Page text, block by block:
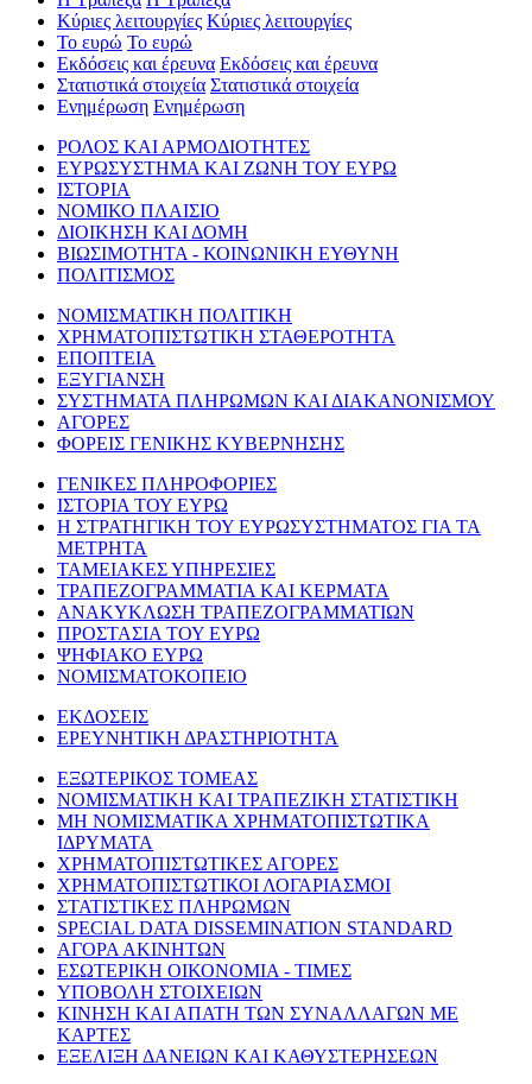
Κύριες λειτουργίες Κύριες λειτουργίες
Το ευρώ Το ευρώ
Εκδόσεις και έρευνα Εκδόσεις και έρευνα
Στατιστικά στοιχεία Στατιστικά στοιχεία
Ενημέρωση Ενημέρωση
ΡΟΛΟΣ ΚΑΙ ΑΡΜΟΔΙΟΤΗΤΕΣ
ΕΥΡΩΣΥΣΤΗΜΑ ΚΑΙ ΖΩΝΗ ΤΟΥ ΕΥΡΩ
ΙΣΤΟΡΙΑ
ΝΟΜΙΚΟ ΠΛΑΙΣΙΟ
ΔΙΟΙΚΗΣΗ ΚΑΙ ΔΟΜΗ
ΒΙΩΣΙΜΟΤΗΤΑ - ΚΟΙΝΩΝΙΚΗ ΕΥΘΥΝΗ
ΠΟΛΙΤΙΣΜΟΣ
ΝΟΜΙΣΜΑΤΙΚΗ ΠΟΛΙΤΙΚΗ
ΧΡΗΜΑΤΟΠΙΣΤΩΤΙΚΗ ΣΤΑΘΕΡΟΤΗΤΑ
ΕΠΟΠΤΕΙΑ
ΕΞΥΓΙΑΝΣΗ
ΣΥΣΤΗΜΑΤΑ ΠΛΗΡΩΜΩΝ ΚΑΙ ΔΙΑΚΑΝΟΝΙΣΜΟΥ
ΑΓΟΡΕΣ
ΦΟΡΕΙΣ ΓΕΝΙΚΗΣ ΚΥΒΕΡΝΗΣΗΣ
ΓΕΝΙΚΕΣ ΠΛΗΡΟΦΟΡΙΕΣ
ΙΣΤΟΡΙΑ ΤΟΥ ΕΥΡΩ
Η ΣΤΡΑΤΗΓΙΚΗ ΤΟΥ ΕΥΡΩΣΥΣΤΗΜΑΤΟΣ ΓΙΑ ΤΑ
ΜΕΤΡΗΤΑ
ΤΑΜΕΙΑΚΕΣ ΥΠΗΡΕΣΙΕΣ
ΤΡΑΠΕΖΟΓΡΑΜΜΑΤΙΑ ΚΑΙ ΚΕΡΜΑΤΑ
ΑΝΑΚΥΚΛΩΣΗ ΤΡΑΠΕΖΟΓΡΑΜΜΑΤΙΩΝ
ΠΡΟΣΤΑΣΙΑ ΤΟΥ ΕΥΡΩ
ΨΗΦΙΑΚΟ ΕΥΡΩ
ΝΟΜΙΣΜΑΤΟΚΟΠΕΙΟ
ΕΚΔΟΣΕΙΣ
ΕΡΕΥΝΗΤΙΚΗ ΔΡΑΣΤΗΡΙΟΤΗΤΑ
ΕΞΩΤΕΡΙΚΟΣ ΤΟΜΕΑΣ
ΝΟΜΙΣΜΑΤΙΚΗ ΚΑΙ ΤΡΑΠΕΖΙΚΗ ΣΤΑΤΙΣΤΙΚΗ
ΜΗ ΝΟΜΙΣΜΑΤΙΚΑ ΧΡΗΜΑΤΟΠΙΣΤΩΤΙΚΑ
ΙΔΡΥΜΑΤΑ
ΧΡΗΜΑΤΟΠΙΣΤΩΤΙΚΕΣ ΑΓΟΡΕΣ
ΧΡΗΜΑΤΟΠΙΣΤΩΤΙΚΟΙ ΛΟΓΑΡΙΑΣΜΟΙ
ΣΤΑΤΙΣΤΙΚΕΣ ΠΛΗΡΩΜΩΝ
SPECIAL DATA DISSEMINATION STANDARD
ΑΓΟΡΑ ΑΚΙΝΗΤΩΝ
ΕΣΩΤΕΡΙΚΗ ΟΙΚΟΝΟΜΙΑ - ΤΙΜΕΣ
ΥΠΟΒΟΛΗ ΣΤΟΙΧΕΙΩΝ
ΚΙΝΗΣΗ ΚΑΙ ΑΠΑΤΗ ΤΩΝ ΣΥΝΑΛΛΑΓΩΝ ΜΕ
ΚΑΡΤΕΣ
ΕΞΕΛΙΞΗ ΔΑΝΕΙΩΝ ΚΑΙ ΚΑΘΥΣΤΕΡΗΣΕΩΝ